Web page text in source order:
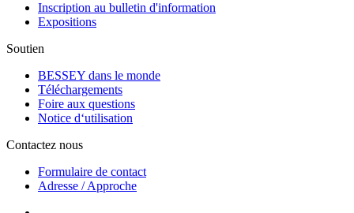
Inscription au bulletin d'information
Expositions
Soutien
BESSEY dans le monde
Téléchargements
Foire aux questions
Notice d‘utilisation
Contactez nous
Formulaire de contact
Adresse / Approche